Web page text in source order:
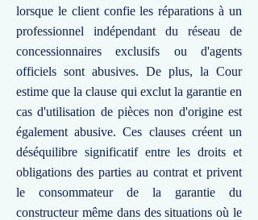
lorsque le client confie les réparations à un
professionnel indépendant du réseau de
concessionnaires exclusifs ou d'agents
officiels sont abusives. De plus, la Cour
estime que la clause qui exclut la garantie en
cas d'utilisation de pièces non d'origine est
également abusive. Ces clauses créent un
déséquilibre significatif entre les droits et
obligations des parties au contrat et privent
le consommateur de la garantie du
constructeur même dans des situations où le